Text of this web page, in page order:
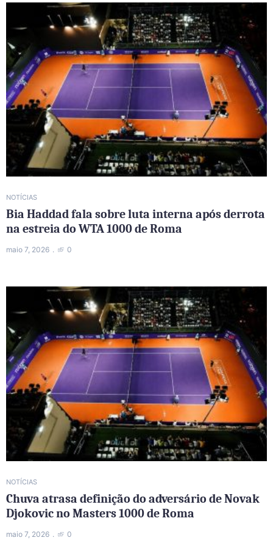
NOTÍCIAS
Bia Haddad fala sobre luta interna após derrota
na estreia do WTA 1000 de Roma
maio 7, 2026 0
NOTÍCIAS
Chuva atrasa definição do adversário de Novak
Djokovic no Masters 1000 de Roma
maio 7, 2026 0